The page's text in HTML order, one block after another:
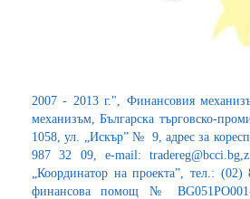
2007 - 2013 г.", Финансовия
механизъм, Българска търговско-
1058, ул. „Искър” № 9, адрес за
987 32 09, e-mail:
„Координатор на проекта”, тел.:
финансова помощ №